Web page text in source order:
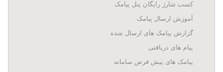
کسب شارژ رایگان پنل پیامک
آموزش ارسال پیامک
گزارش پیامک های ارسال شده
پیام های دریافتی
پیامک های پیش فرض سامانه